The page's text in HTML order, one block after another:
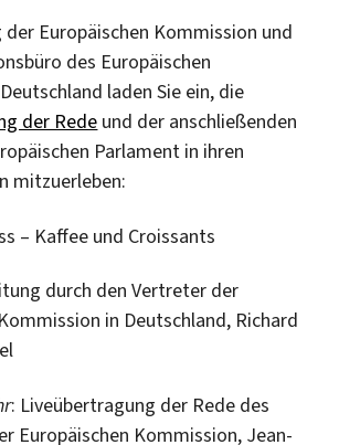
der Europäischen Kommission und
des Europäischen
laden Sie ein, die
der Rede und der anschließenden
Parlament in ihren
mitzuerleben:
– Kaffee und Croissants
durch den Vertreter der
in Deutschland, Richard
: Liveübertragung der Rede des
Europäischen Kommission, Jean-